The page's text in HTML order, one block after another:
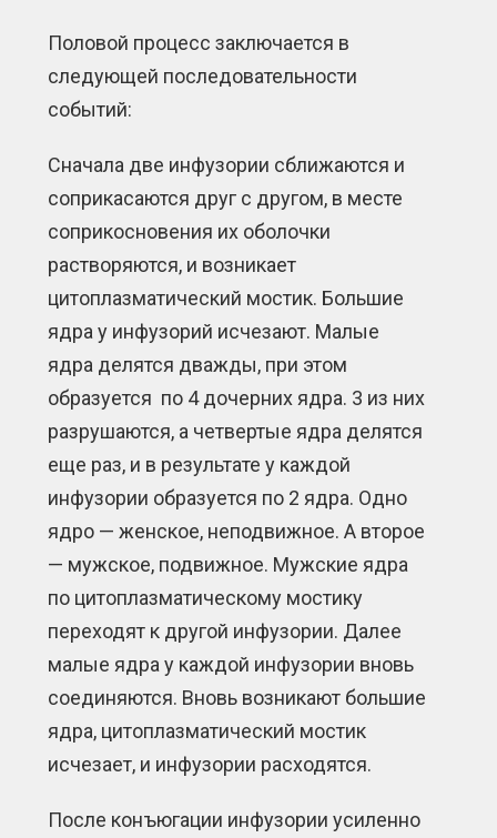
Половой процесс заключается в
следующей последовательности
событий:
Сначала две инфузории сближаются и
соприкасаются друг с другом, в месте
соприкосновения их оболочки
растворяются, и возникает
цитоплазматический мостик. Большие
ядра у инфузорий исчезают. Малые
ядра делятся дважды, при этом
образуется по 4 дочерних ядра. 3 из них
разрушаются, а четвертые ядра делятся
еще раз, и в результате у каждой
инфузории образуется по 2 ядра. Одно
ядро — женское, неподвижное. А второе
— мужское, подвижное. Мужские ядра
по цитоплазматическому мостику
переходят к другой инфузории. Далее
малые ядра у каждой инфузории вновь
соединяются. Вновь возникают большие
ядра, цитоплазматический мостик
исчезает, и инфузории расходятся.
После конъюгации инфузории усиленно